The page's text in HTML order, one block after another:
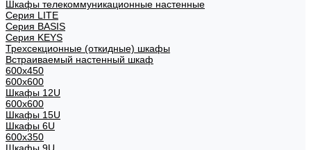
Шкафы телекоммуникационные настенные
Cерия LITE
Cерия BASIS
Cерия KEYS
Трехсекционные (откидные) шкафы
Встраиваемый настенный шкаф
600x450
600x600
Шкафы 12U
600x600
Шкафы 15U
Шкафы 6U
600x350